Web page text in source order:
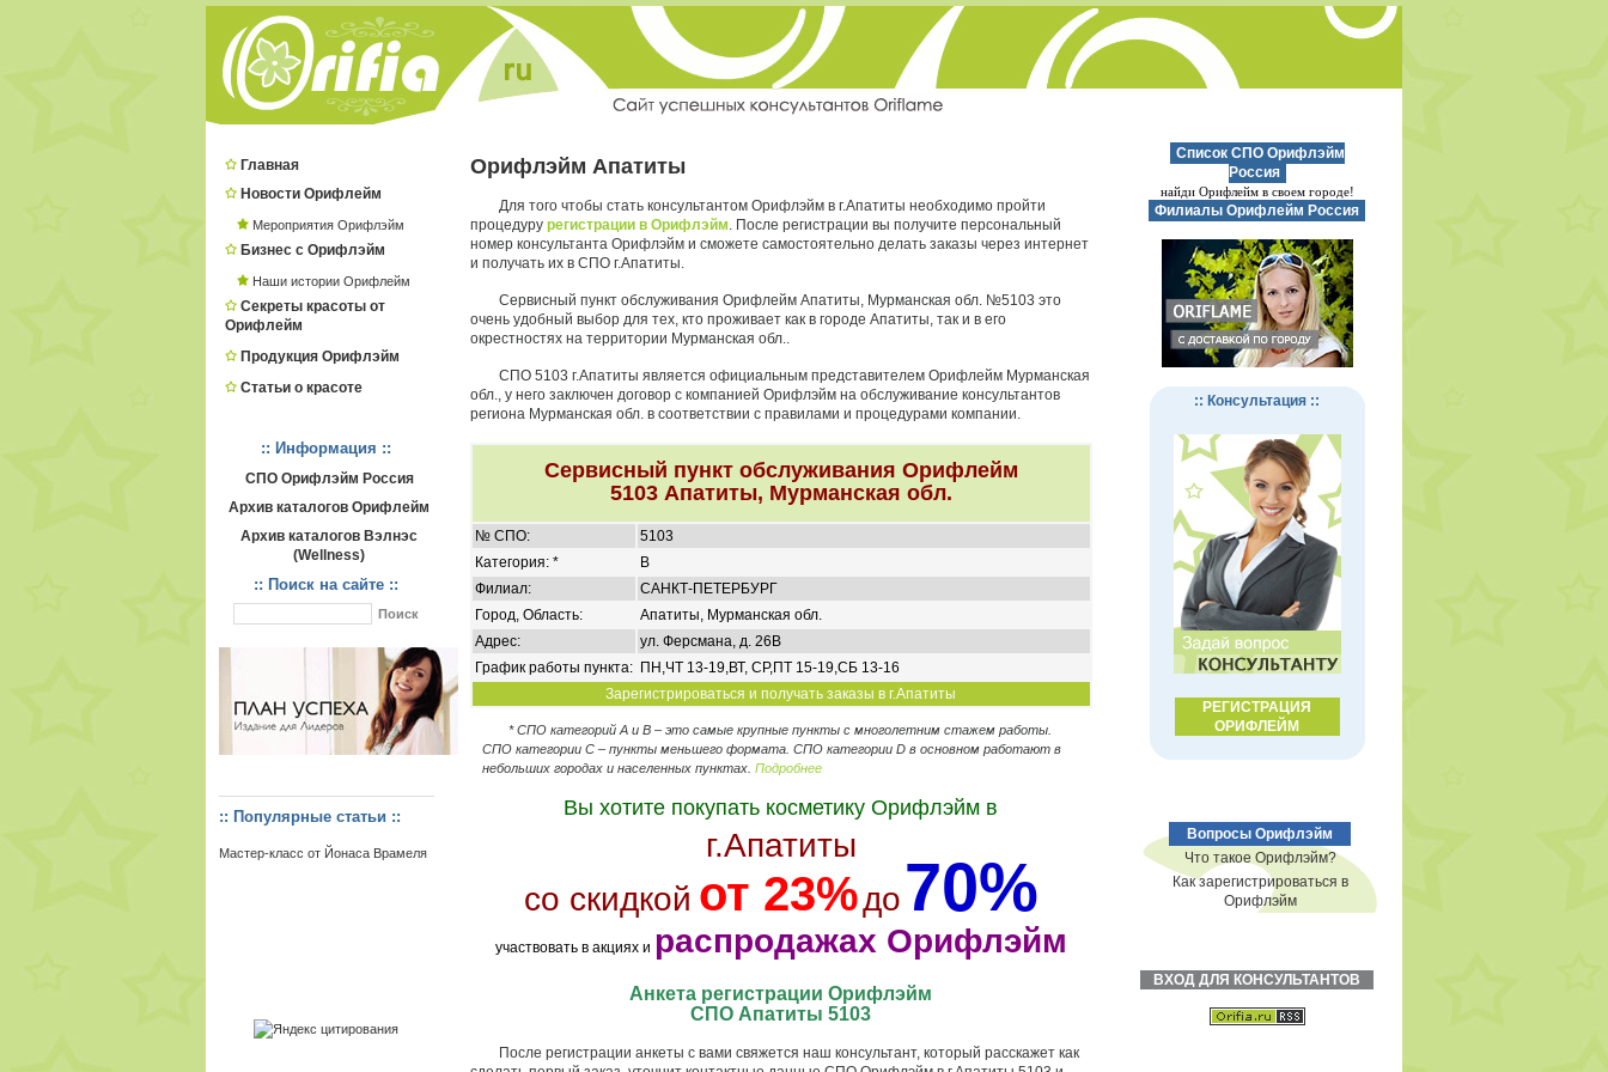
Главная
Новости Орифлейм
Мероприятия Орифлэйм
Бизнес с Орифлэйм
Наши истории Орифлейм
Секреты красоты от
Орифлейм
Продукция Орифлэйм
Статьи о красоте
:: Информация ::
СПО Орифлэйм Россия
Архив каталогов Орифлейм
Архив каталогов Вэлнэс
(Wellness)
:: Поиск на сайте ::
:: Популярные статьи ::
Мастер-класс от Йонаса Врамеля
Орифлэйм Апатиты
Для того чтобы стать консультантом Орифлэйм в г.Апатиты необходимо пройти
процедуру регистрации в Орифлэйм. После регистрации вы получите персональный
номер консультанта Орифлэйм и сможете самостоятельно делать заказы через интернет
и получать их в СПО г.Апатиты.
Сервисный пункт обслуживания Орифлейм Апатиты, Мурманская обл. №5103 это
очень удобный выбор для тех, кто проживает как в городе Апатиты, так и в его
окрестностях на территории Мурманская обл..
СПО 5103 г.Апатиты является официальным представителем Орифлейм Мурманская
обл., у него заключен договор с компанией Орифлэйм на обслуживание консультантов
региона Мурманская обл. в соответствии с правилами и процедурами компании.
Сервисный пункт обслуживания Орифлейм
5103 Апатиты, Мурманская обл.
№ СПО:
5103
Категория: *
B
Филиал:
САНКТ-ПЕТЕРБУРГ
Город, Область:
Апатиты, Мурманская обл.
Адрес:
ул. Ферсмана, д. 26В
График работы пункта: ПН,ЧТ 13-19,ВТ, СР,ПТ 15-19,СБ 13-16
Зарегистрироваться и получать заказы в г.Апатиты
* СПО категорий А и В – это самые крупные пункты с многолетним стажем работы.
СПО категории C – пункты меньшего формата. СПО категории D в основном работают в
небольших городах и населенных пунктах. Подробнее
Вы хотите покупать косметику Орифлэйм в
г.Апатиты
со скидкой от 23%до70%
участвовать в акциях и распродажах Орифлэйм
Анкета регистрации Орифлэйм
СПО Апатиты 5103
После регистрации анкеты с вами свяжется наш консультант, который расскажет как
Список СПО Орифлэйм
Россия
найди Орифлейм в своем городе!
Филиалы Орифлейм Россия
:: Консультация ::
РЕГИСТРАЦИЯ
ОРИФЛЕЙМ
Вопросы Орифлэйм
Что такое Орифлэйм?
Как зарегистрироваться в
Орифлэйм
ВХОД ДЛЯ КОНСУЛЬТАНТОВ